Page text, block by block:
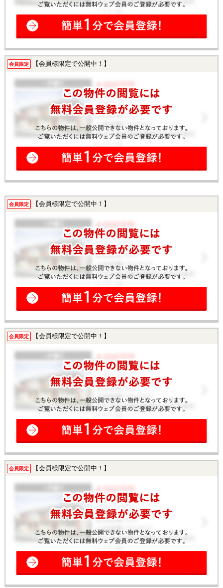
会員限定 【会員様限定で公開中！】
会員限定 【会員様限定で公開中！】
会員限定 【会員様限定で公開中！】
会員限定 【会員様限定で公開中！】